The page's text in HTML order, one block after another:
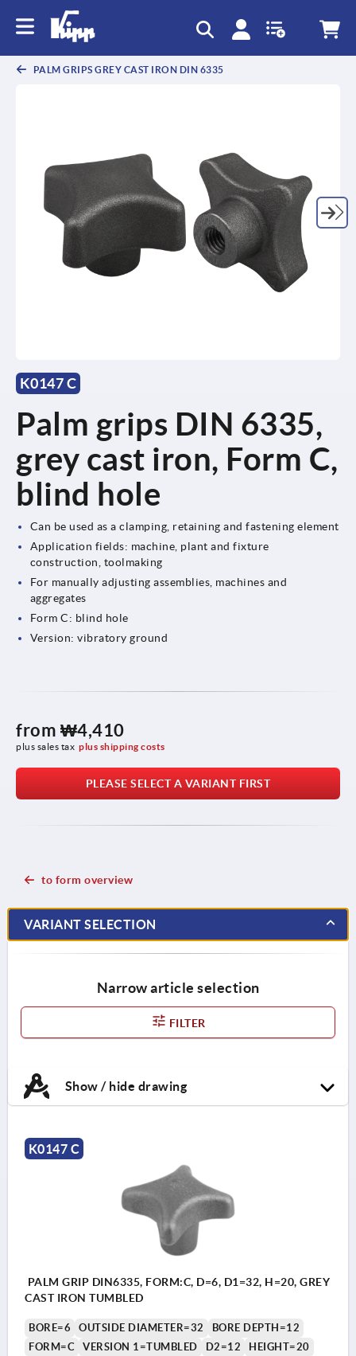
PALM GRIPS GREY CAST IRON DIN 6335
K0147 C
Palm grips DIN 6335,
grey cast iron, Form C,
blind hole
Can be used as a clamping, retaining and fastening element
Application fields: machine, plant and fixture
construction, toolmaking
For manually adjusting assemblies, machines and
aggregates
Form C: blind hole
Version: vibratory ground
from ₩4,410
plus sales tax plus shipping costs
PLEASE SELECT A VARIANT FIRST
to form overview
VARIANT SELECTION
Narrow article selection
FILTER
Show / hide drawing
K0147 C
PALM GRIP DIN6335, FORM:C, D=6, D1=32, H=20, GREY
CAST IRON TUMBLED
BORE=6 OUTSIDE DIAMETER=32
BORE DEPTH=12
FORM=C
VERSION 1=TUMBLED D2=12
HEIGHT=20